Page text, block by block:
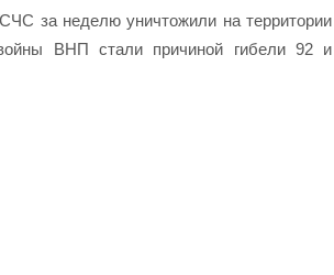
за неделю уничтожили на территории
ВНП стали причиной гибели 92 и